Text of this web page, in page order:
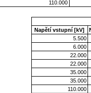
110.000
Napětí vstupní [kV]
5.500
6.000
22.000
22.000
35.000
35.000
110.000